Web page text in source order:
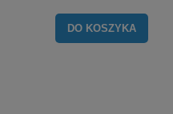
DO KOSZYKA